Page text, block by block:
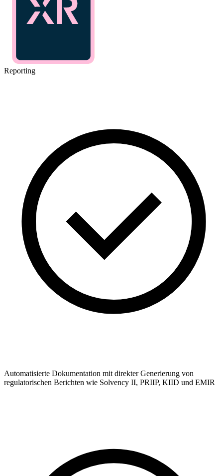
Reporting
Automatisierte Dokumentation mit direkter Generierung von
regulatorischen Berichten wie Solvency II, PRIIP, KIID und EMIR